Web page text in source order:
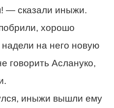
— сказали иныжи.
хорошо
на него новую
говорить Аслануко,
иныжи вышли ему